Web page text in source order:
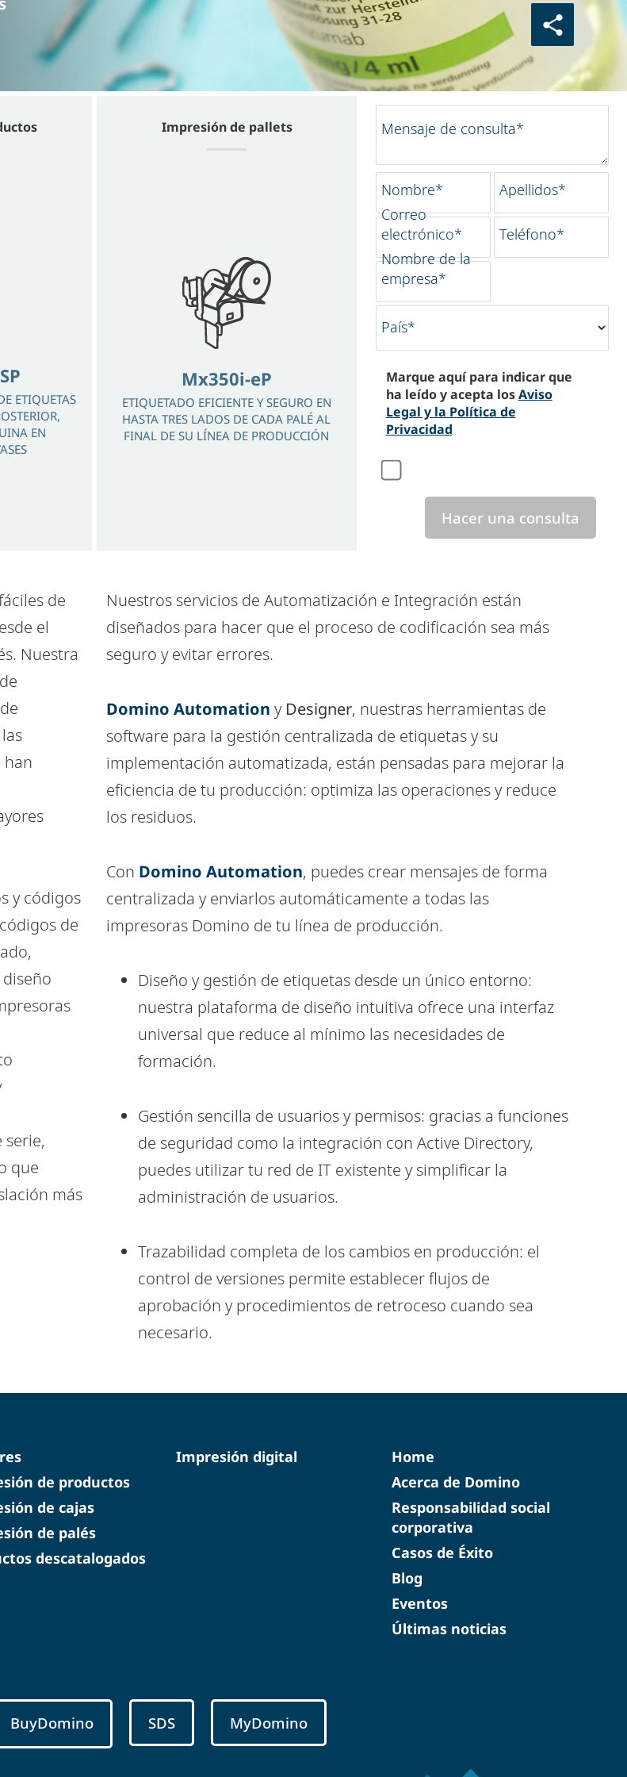
ETIQUETAS
EN
Impresión de pallets
Mx350i-eP
ETIQUETADO EFICIENTE Y SEGURO EN
HASTA TRES LADOS DE CADA PALÉ AL
FINAL DE SU LÍNEA DE PRODUCCIÓN
Mensaje de consulta*
Nombre*
Apellidos*
Correo
electrónico*
Teléfono*
Nombre de la
empresa*
País*
Marque aquí para indicar que
ha leído y acepta losAviso
Legal y la Política de
Privacidad
Hacer una consulta
de
el
Nuestra
han
y códigos
de
que
más
Nuestros servicios de Automatización e Integración están
diseñados para hacer que el proceso de codificación sea más
seguro y evitar errores.
Domino Automation yDesigner, nuestras herramientas de
software para la gestión centralizada de etiquetas y su
implementación automatizada, están pensadas para mejorar la
eficiencia de tu producción: optimiza las operaciones y reduce
los residuos.
Con Domino Automation, puedes crear mensajes de forma
centralizada y enviarlos automáticamente a todas las
impresoras Domino de tu línea de producción.
Diseño y gestión de etiquetas desde un único entorno:
nuestra plataforma de diseño intuitiva ofrece una interfaz
universal que reduce al mínimo las necesidades de
formación.
Gestión sencilla de usuarios y permisos: gracias a funciones
de seguridad como la integración con Active Directory,
puedes utilizar tu red de IT existente y simplificar la
administración de usuarios.
Trazabilidad completa de los cambios en producción: el
control de versiones permite establecer flujos de
aprobación y procedimientos de retroceso cuando sea
necesario.
de productos
de cajas
de palés
descatalogados
Impresión digital
Home
Acerca de Domino
Responsabilidad social
corporativa
Casos de Éxito
Blog
Eventos
Últimas noticias
BuyDomino SDS MyDomino